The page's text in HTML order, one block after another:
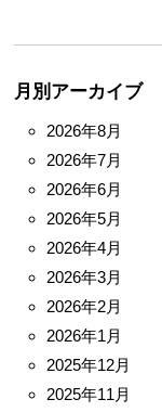
月別アーカイブ
2026年8月
2026年7月
2026年6月
2026年5月
2026年4月
2026年3月
2026年2月
2026年1月
2025年12月
2025年11月